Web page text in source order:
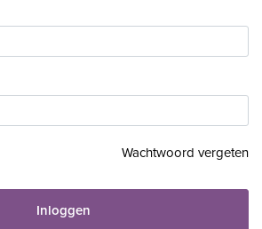
Wachtwoord vergeten
Inloggen